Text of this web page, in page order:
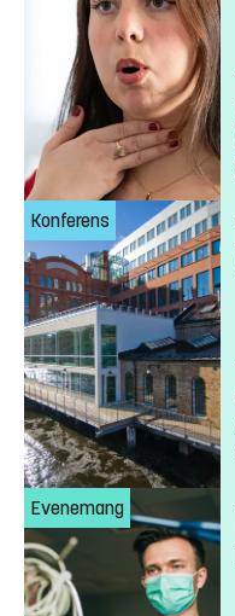
Konferens
Evenemang